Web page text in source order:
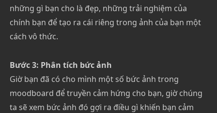
những gì bạn cho là đẹp, những trải nghiệm của
chính bạn để tạo ra cái riêng trong ảnh của bạn một
cách vô thức.
Bước 3: Phân tích bức ảnh
Giờ bạn đã có cho mình một số bức ảnh trong
moodboard để truyền cảm hứng cho bạn, giờ chúng
ta sẽ xem bức ảnh đó gợi ra điều gì khiến bạn cảm